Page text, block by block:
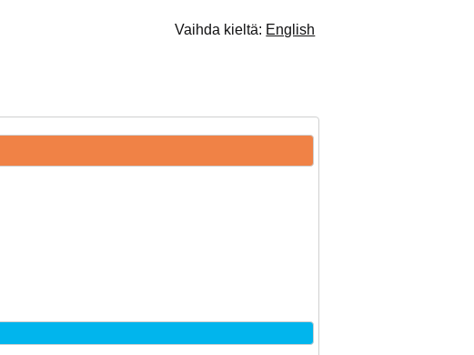
Vaihda kieltä: English